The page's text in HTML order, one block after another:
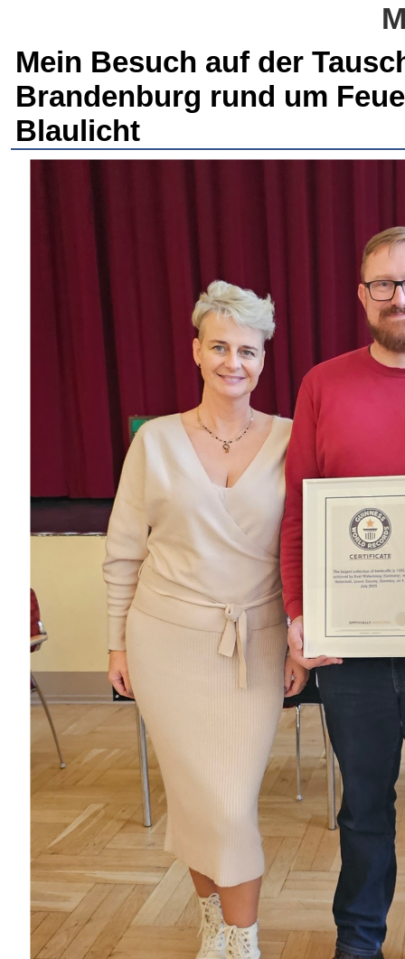
Mein Besuch auf der
Brandenburg rund um
Blaulicht